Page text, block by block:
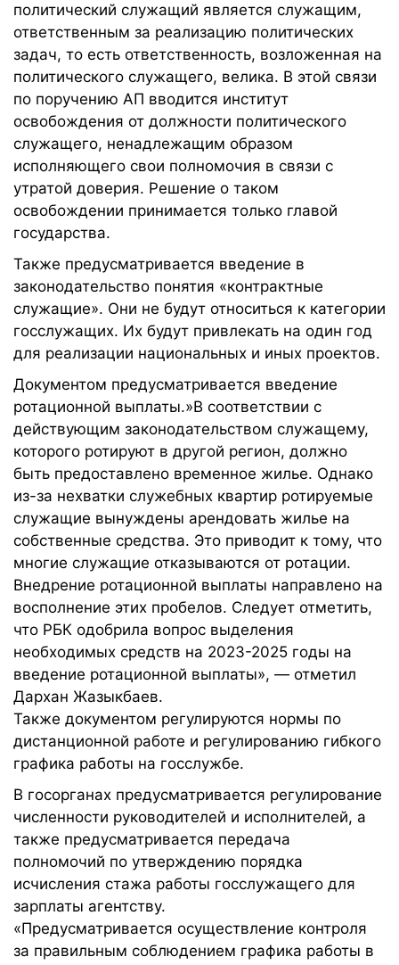
политический служащий является служащим,
ответственным за реализацию политических
задач, то есть ответственность, возложенная на
политического служащего, велика. В этой связи
по поручению АП вводится институт
освобождения от должности политического
служащего, ненадлежащим образом
исполняющего свои полномочия в связи с
утратой доверия. Решение о таком
освобождении принимается только главой
государства.
Также предусматривается введение в
законодательство понятия «контрактные
служащие». Они не будут относиться к категории
госслужащих. Их будут привлекать на один год
для реализации национальных и иных проектов.
Документом предусматривается введение
ротационной выплаты.»В соответствии с
действующим законодательством служащему,
которого ротируют в другой регион, должно
быть предоставлено временное жилье. Однако
из-за нехватки служебных квартир ротируемые
служащие вынуждены арендовать жилье на
собственные средства. Это приводит к тому, что
многие служащие отказываются от ротации.
Внедрение ротационной выплаты направлено на
восполнение этих пробелов. Следует отметить,
что РБК одобрила вопрос выделения
необходимых средств на 2023-2025 годы на
введение ротационной выплаты», — отметил
Дархан Жазыкбаев.
Также документом регулируются нормы по
дистанционной работе и регулированию гибкого
графика работы на госслужбе.
В госорганах предусматривается регулирование
численности руководителей и исполнителей, а
также предусматривается передача
полномочий по утверждению порядка
исчисления стажа работы госслужащего для
зарплаты агентству.
«Предусматривается осуществление контроля
за правильным соблюдением графика работы в